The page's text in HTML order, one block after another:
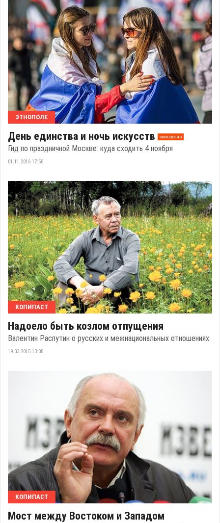
ЭТНОПОЛЕ
День единства и ночь искусств эксклюзив
Гид по праздничной Москве: куда сходить 4 ноября
01.11.2016 17:58
КОПИПАСТ
Надоело быть козлом отпущения
Валентин Распутин о русских и межнациональных отношениях
19.03.2015 13:08
КОПИПАСТ
Мост между Востоком и Западом